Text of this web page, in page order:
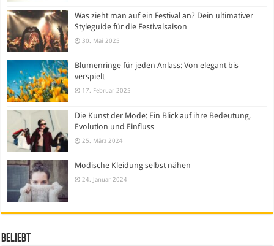
Was zieht man auf ein Festival an? Dein ultimativer
Styleguide für die Festivalsaison
30. Mai 2025
Blumenringe für jeden Anlass: Von elegant bis
verspielt
17. Februar 2025
Die Kunst der Mode: Ein Blick auf ihre Bedeutung,
Evolution und Einfluss
25. März 2024
Modische Kleidung selbst nähen
24. Januar 2024
Beliebt